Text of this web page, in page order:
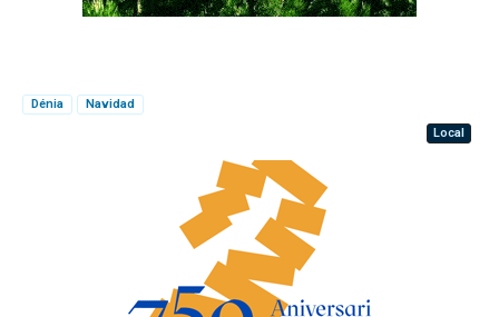
Dénia
Navidad
Local